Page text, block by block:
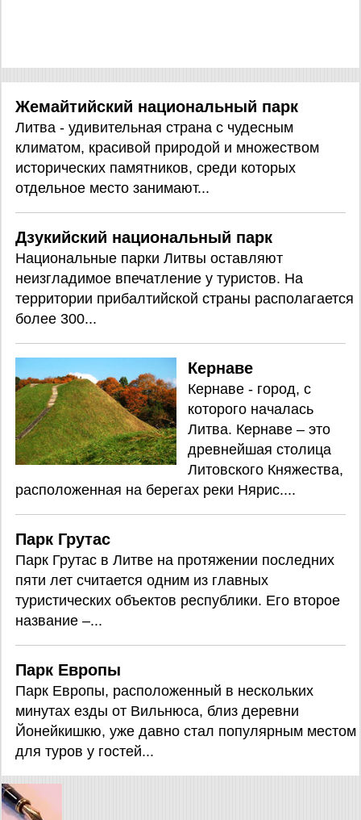
Жемайтийский национальный парк
Литва - удивительная страна с чудесным
климатом, красивой природой и множеством
исторических памятников, среди которых
отдельное место занимают...
Дзукийский национальный парк
Национальные парки Литвы оставляют
неизгладимое впечатление у туристов. На
территории прибалтийской страны располагается
более 300...
Кернаве
Кернаве - город, с
которого началась
Литва. Кернаве – это
древнейшая столица
Литовского Княжества,
расположенная на берегах реки Нярис....
Парк Грутас
Парк Грутас в Литве на протяжении последних
пяти лет считается одним из главных
туристических объектов республики. Его второе
название –...
Парк Европы
Парк Европы, расположенный в нескольких
минутах езды от Вильнюса, близ деревни
Йонейкишкю, уже давно стал популярным местом
для туров у гостей...